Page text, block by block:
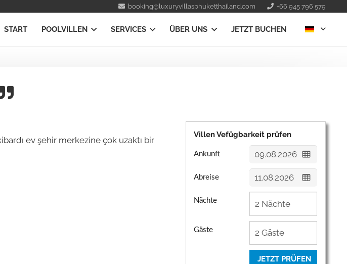
booking@luxuryvillasphuketthailand.com +66 945 796 579
START POOLVILLEN SERVICES ÜBER UNS JETZT BUCHEN
ev şehir merkezine çok uzaktı bir
Villen Vefügbarkeit prüfen
Ankunft
Abreise
Nächte
Gäste
JETZT PRÜFEN